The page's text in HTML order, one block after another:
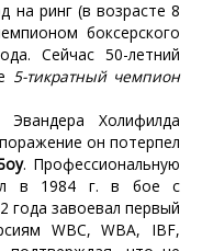
на ринг (в возрасте 8
боксерского
Сейчас 50-летний
5-тикратный чемпион
Холифилда
он потерпел
. Профессиональную
в 1984 г. в бое с
года завоевал первый
WBC, WBA, IBF,